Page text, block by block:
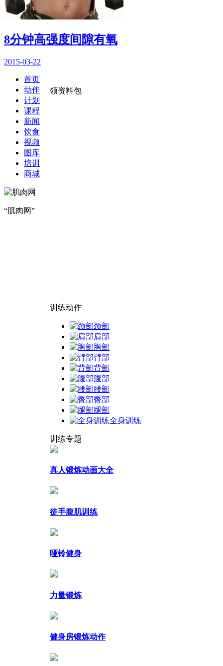
8分钟高强度间隙有氧
2015-03-22
领资料包
训练动作
颈部
肩部
胸部
臂部
背部
腹部
腰部
臀部
腿部
全身训练
训练专题
真人锻炼动画大全
徒手腹肌训练
哑铃健身
力量锻炼
健身房锻炼动作
首页
动作
计划
课程
新闻
饮食
视频
图库
培训
商城
“肌肉网”